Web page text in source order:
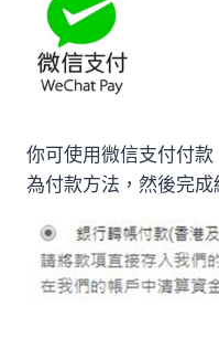
你可使用微信支付付款
為付款方法，然後完成